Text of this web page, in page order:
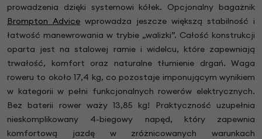
prowadzenia dzięki systemowi kółek. Opcjonalny bagażnik
Brompton Advice wprowadza jeszcze większą stabilność i
łatwość manewrowania w trybie „walizki”. Całość konstrukcji
oparta jest na stalowej ramie i widelcu, które zapewniają
trwałość, komfort oraz naturalne tłumienie drgań. Waga
roweru to około 17,4 kg, co pozostaje imponującym wynikiem
w kategorii w pełni funkcjonalnych rowerów elektrycznych.
Bez baterii rower waży 13,85 kg! Praktyczność uzupełnia
nieskomplikowany 4-biegowy napęd, który zapewnia
komfortową jazdę w zróżnicowanych warunkach